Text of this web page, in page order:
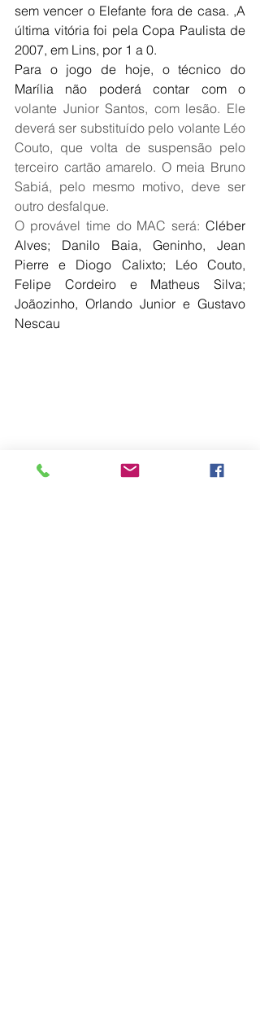
sem vencer o Elefante fora de casa. ,A
última vitória foi pela Copa Paulista de
2007, em Lins, por 1 a 0.
Para o jogo de hoje, o técnico do
Marília não poderá contar com o
volante Junior Santos, com lesão. Ele
deverá ser substituído pelo volante Léo
Couto, que volta de suspensão pelo
terceiro cartão amarelo. O meia Bruno
Sabiá, pelo mesmo motivo, deve ser
outro desfalque.
O provável time do MAC será: Cléber
Alves; Danilo Baia, Geninho, Jean
Pierre e Diogo Calixto; Léo Couto,
Felipe Cordeiro e Matheus Silva;
Joãozinho, Orlando Junior e Gustavo
Nescau